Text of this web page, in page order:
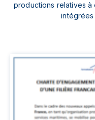
productions relatives à